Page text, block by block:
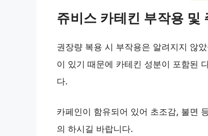
쥬비스 카테킨 부작용 및
권장량 복용 시 부작용은 알려지지 않
이 있기 때문에 카테킨 성분이 포함된
다.
카페인이 함유되어 있어 초조감, 불면
의 하시길 바랍니다.